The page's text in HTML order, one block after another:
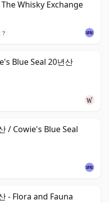
Whisky Exchange
?
Blue Seal 20년산
/ Cowie's Blue Seal
- Flora and Fauna